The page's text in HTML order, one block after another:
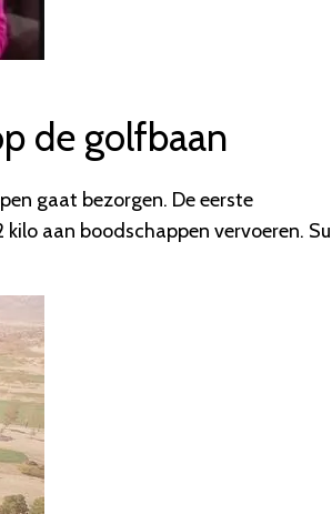
de golfbaan
gaat bezorgen. De eerste
aan boodschappen vervoeren.